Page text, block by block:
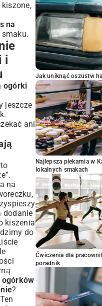
,
na
i
ogórki
jeszcze
ani
na
dodanie
kiszenia
do
ogórków
?
Jak uniknąć oszustw
Najlepsza piekarnia w
lokalnych smakach
Ćwiczenia dla
poradnik